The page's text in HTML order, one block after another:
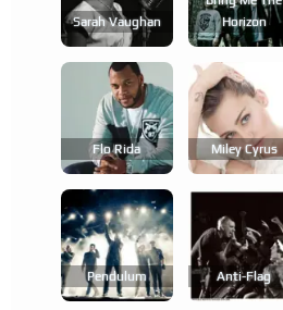
Sarah Vaughan
Horizon
Flo Rida Miley Cyrus
Pendulum Anti-Flag